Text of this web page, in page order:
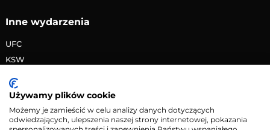
Inne wydarzenia
UFC
KSW
PRIME MMA
Żużlowa Ekstraliga
Speedway Grand Prix
Używamy plików cookie
Możemy je zamieścić w celu analizy danych dotyczących
odwiedzających, ulepszenia naszej strony internetowej, pokazania